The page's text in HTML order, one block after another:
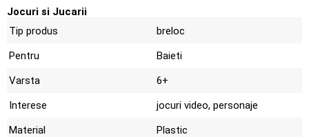
Jocuri si Jucarii
Tip produs
breloc
Pentru
Baieti
Varsta
6+
Interese
jocuri video, personaje
Material
Plastic